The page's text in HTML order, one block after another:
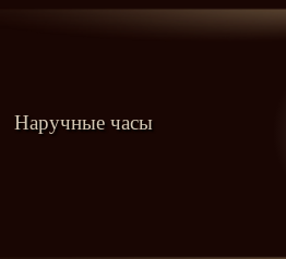
Наручные часы